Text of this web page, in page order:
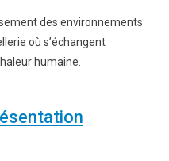
des environnements
où s’échangent
humaine.